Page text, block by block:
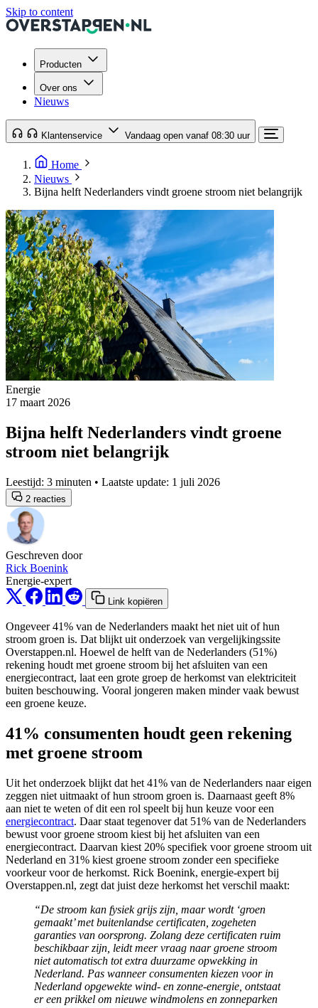
Skip to content
Producten
Over ons
Nieuws
Klantenservice Vandaag open vanaf 08:30 uur
Home
Nieuws
Bijna helft Nederlanders vindt groene stroom niet belangrijk
Energie
17 maart 2026
Bijna helft Nederlanders vindt groene
stroom niet belangrijk
Leestijd: 3 minuten • Laatste update: 1 juli 2026
2 reacties
Geschreven door
Rick Boenink
Energie-expert
Link kopiëren
Ongeveer 41% van de Nederlanders maakt het niet uit of hun
stroom groen is. Dat blijkt uit onderzoek van vergelijkingssite
Overstappen.nl. Hoewel de helft van de Nederlanders (51%)
rekening houdt met groene stroom bij het afsluiten van een
energiecontract, laat een grote groep de herkomst van elektriciteit
buiten beschouwing. Vooral jongeren maken minder vaak bewust
een groene keuze.
41% consumenten houdt geen rekening
met groene stroom
Uit het onderzoek blijkt dat het 41% van de Nederlanders naar eigen
zeggen niet uitmaakt of hun stroom groen is. Daarnaast geeft 8%
aan niet te weten of dit een rol speelt bij hun keuze voor een
energiecontract. Daar staat tegenover dat 51% van de Nederlanders
bewust voor groene stroom kiest bij het afsluiten van een
energiecontract. Daarvan kiest 20% specifiek voor groene stroom uit
Nederland en 31% kiest groene stroom zonder een specifieke
voorkeur voor de herkomst. Rick Boenink, energie-expert bij
Overstappen.nl, zegt dat juist deze herkomst het verschil maakt:
“De stroom kan fysiek grijs zijn, maar wordt ‘groen
gemaakt’ met buitenlandse certificaten, zogeheten
garanties van oorsprong. Zolang deze certificaten ruim
beschikbaar zijn, leidt meer vraag naar groene stroom
niet automatisch tot extra duurzame opwekking in
Nederland. Pas wanneer consumenten kiezen voor in
Nederland opgewekte wind- en zonne-energie, ontstaat
er een prikkel om nieuwe windmolens en zonneparken